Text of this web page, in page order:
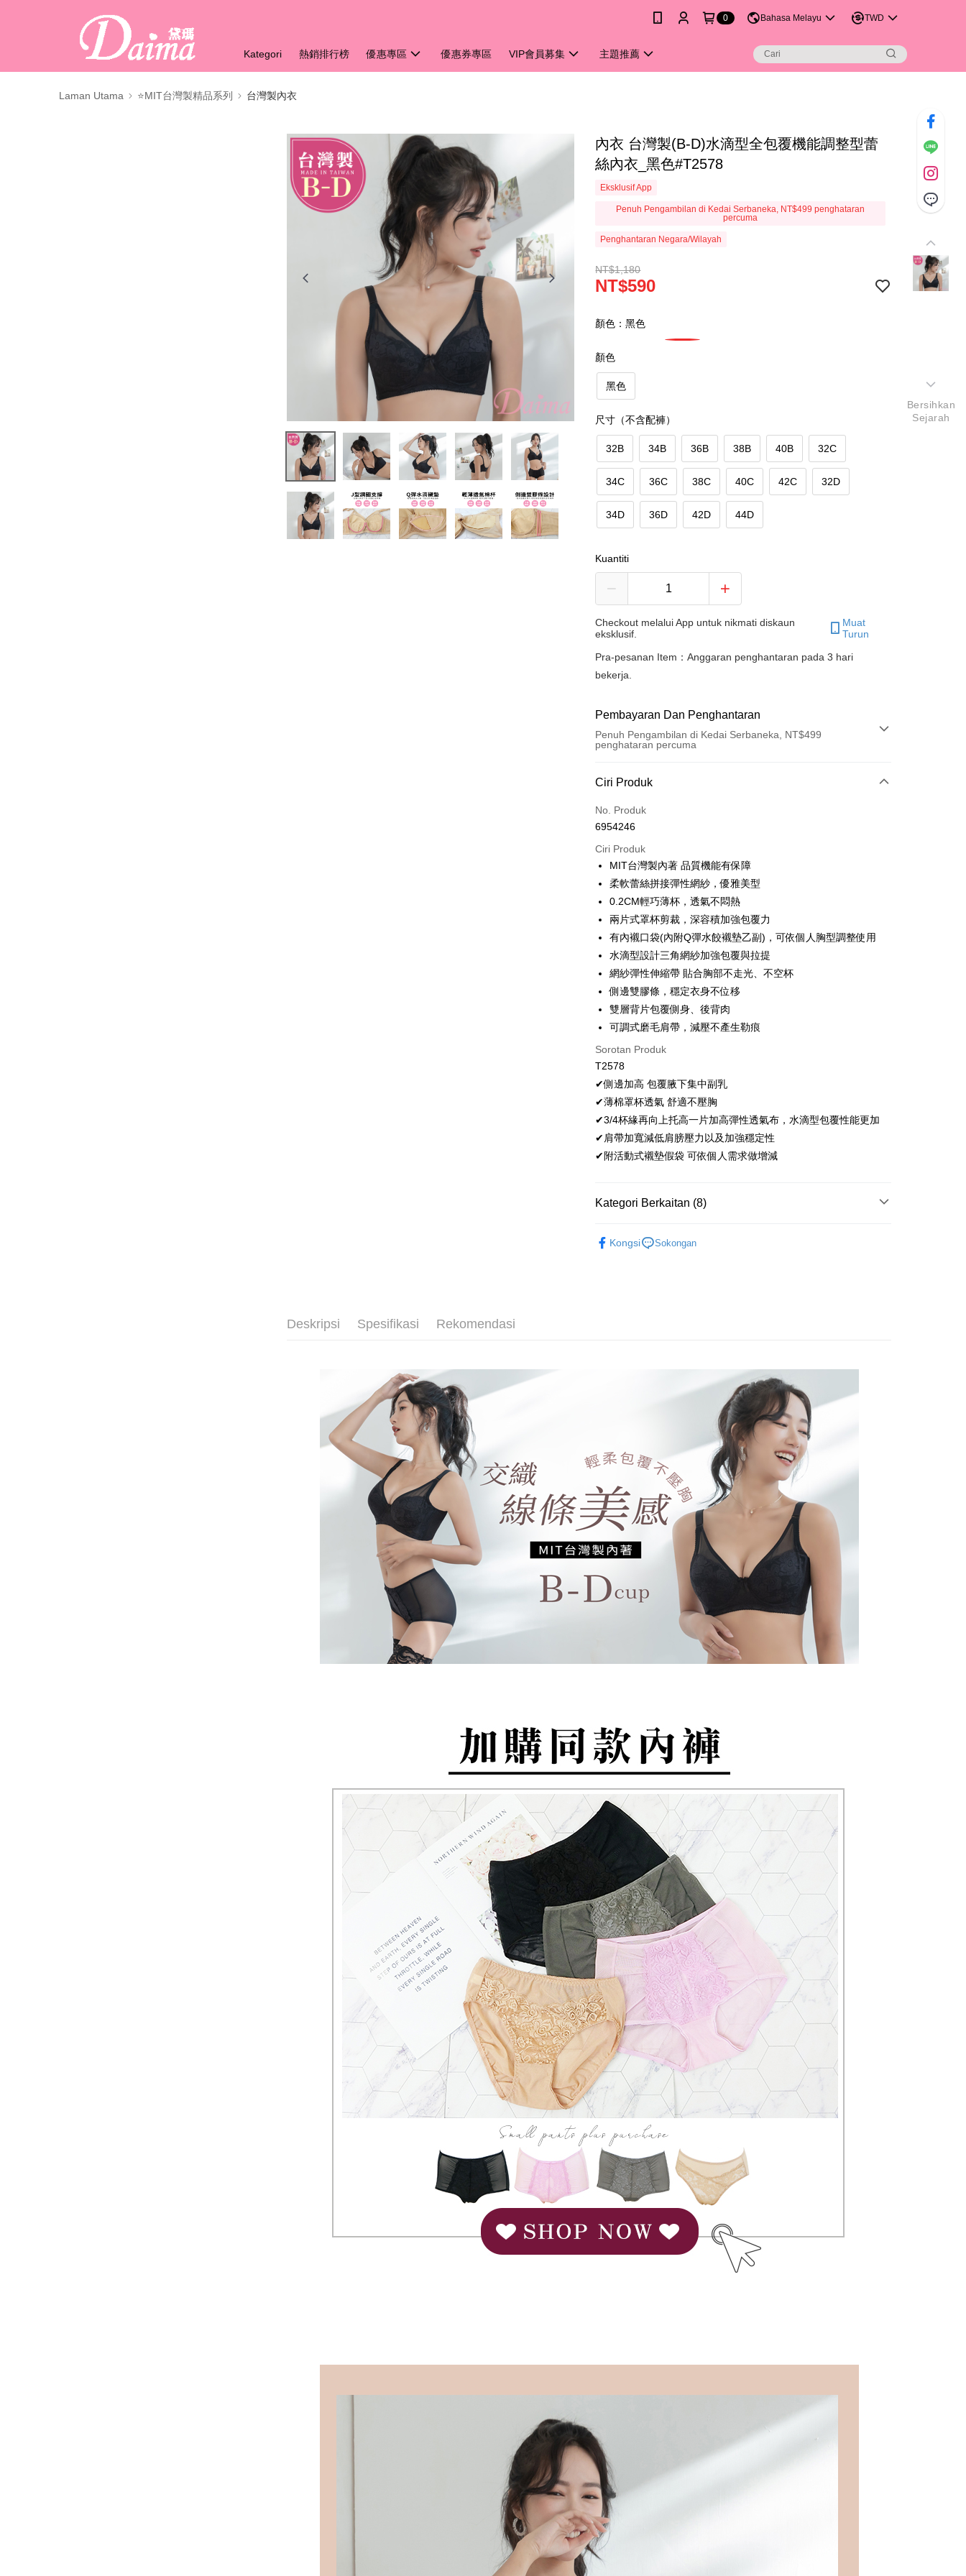
0 Bahasa Melayu TWD
Kategori 熱銷排行榜 優惠專區 優惠券專區 VIP會員募集 主題推薦
Laman Utama ⭐MIT台灣製精品系列 台灣製內衣
內衣 台灣製(B-D)水滴型全包覆機能調整型蕾
絲內衣_黑色#T2578
Eksklusif App
Penuh Pengambilan di Kedai Serbaneka, NT$499 penghataran
percuma
Penghantaran Negara/Wilayah
NT$1,180
NT$590
顏色：黑色
顏色
黑色
尺寸（不含配褲）
32B 34B 36B 38B 40B 32C
34C 36C 38C 40C 42C 32D
34D 36D 42D 44D
Kuantiti
Checkout melalui App untuk nikmati diskaun
eksklusif.
Muat
Turun
Pra-pesanan Item：Anggaran penghantaran pada 3 hari
bekerja.
Pembayaran Dan Penghantaran
Penuh Pengambilan di Kedai Serbaneka, NT$499
penghataran percuma
Kaedah Pembayaran
Kad Kredit (Bayaran Penuh)
Pengambilan di Kedai Serbaneka
LINE Pay
Apple Pay
Easy Wallet
OP Pay Later
Deskripsi
[Terma Penggunaan untuk OP Pay Later]
Perkhidmatan ini disediakan oleh Taiwan Mobile dan tersedia untuk
pengguna Taiwan Mobile tanpa memerlukan permohonan tambahan.
Jika anda memilih OP Pay Later sebagai kaedah pembayaran, sistem
akan mengarahkan anda secara automatik ke proses transaksi OP Pay
Later selepas pesanan dibuat. Anda perlu mengesahkan nombor telefon
mudah alih anda, memilih bilangan ansuran, dan menetapkan tarikh
akhir pembayaran. Transaksi akan dianggap selesai setelah
pembayaran disahkan.
pada halaman pengesahan transaksi seterusnya.
dibuat, atau jika permohonan gagal dalam proses semakan, pesanan
Selepas mengakses bil melalui pautan dalam SMS, anda boleh
menyelesaikan pembayaran anda melalui salah satu saluran berikut:
kod bar kedai serbaneka, kedai runcit Taiwan Mobile, pemindahan bank,
Perkhidmatan ini disediakan oleh Taiwan Mobile Co., Ltd. (“Syarikat”),
yang membolehkan pelanggan membeli barangan atau perkhidmatan
melalui perkhidmatan ini pada masa transaksi. Hasil daripada
pembelian atau pembayaran ansuran akan dipindahkan oleh peniaga
kepada Syarikat, dan pelanggan hendaklah membuat pembayaran
mengikut perjanjian menggunakan sistem bil Syarikat.
Untuk memenuhi hubungan kontrak yang terjalin melalui persetujuan
penggunaan OP Pay Later, peniaga akan memberikan maklumat
peribadi anda (termasuk nama, nombor telefon, atau alamat) kepada
Syarikat bagi tujuan pengumpulan, pemprosesan dan penggunaan data
yang diperlukan untuk pengebilan ansuran, termasuk pengesahan,
pengesahan semula dan pembetulan.
Untuk terma perkhidmatan penuh, sila rujuk pautan berikut:
mudah alih boleh segera menggunakan tanpa perlu memohon lagi.
(Hanya untuk nombor langganan peribadi, tidak terbuka untuk syarikat
dan kad prabayar)
2. Pilihan kaedah pembayaran "Pembayaran Ansuran Gogo", selepas
transaksi Gogo, selepas pengesahan nombor telefon, pilih bilangan
ansuran yang diingini, tarikh akhir pembayaran, dan setelah
mengesahkan pembayaran, transaksi akan selesai.
3. Jumlah kelulusan sebenar, bilangan ansuran dan jumlah bayaran
adalah berdasarkan halaman pengesahan transaksi seterusnya.
4. Dalam masa 30 minit selepas pesanan ditubuhkan, jika tidak pergi
untuk mengesahkan transaksi atau jika tidak lulus semakan, pesanan
akan dibatalkan secara automatik. Jika terdapat situasi "pindah untuk
semakan khusus" yang tidak lulus, ini menunjukkan bahawa sistem
penilaian tidak mencukupi, tiada penjelasan mengenai kandungan
penilaian boleh diberikan.
【Penerangan Kaedah Pembayaran】
1. Pembayaran ansuran tidak digabungkan dalam bil telekomunikasi,
"Pembayaran Ansuran Gogo" akan menghantar SMS peringatan
pembayaran selepas tarikh penyelesaian bulanan.
2. Melalui pautan SMS untuk membuka bil, anda boleh memilih untuk
membayar melalui "Kod bar kedai serbaneka / Kedai rasmi Taiwan
Mobile / Pemindahan bank / Pembayaran J街口 / iPASS MONEY" dan
saluran lain.
【Nota Penting】
1. Perkhidmatan ini disediakan oleh "Taiwan Mobile Co., Ltd." untuk
membolehkan pengguna membeli produk atau perkhidmatan melalui
perkhidmatan ini semasa transaksi, dan kedai akan menyerahkan hak
menggunakan bil syarikat ini.
2. Berdasarkan tujuan kontrak persetujuan pembayaran menggunakan
"Pembayaran Ansuran Gogo", kedai akan memberikan maklumat
peribadi anda (termasuk nama, telefon atau alamat) kepada Taiwan
Mobile untuk pengumpulan, pemprosesan dan penggunaan, untuk
pengesahan, semakan dan pembetulan data yang diperlukan untuk bil
ansuran oleh Taiwan Mobile.
3. Sila baca syarat perkhidmatan pengguna secara lengkap melalui
pautan berikut: https://oppay.tw/userRule
AFTEE
Deskripsi
Pertama, Mengenai Perkhidmatan AFTEE Beli Sekarang Bayar
Kemudian
1. Dengan memilih AFTEE sebagai kaedah pembayaran, mesej
pengesahan AFTEE akan muncul.
2. Anda boleh meneruskan pembayaran selepas pengesahan SMS.
dihantar ke alamat yang ditetapkan.
4. Setelah pesanan disahkan, anda akan menerima SMS pembayaran
pembayaran di empat kedai serbaneka utama, ATM atau perbankan
boleh menerima pesanan anda semasa tempoh pembayaran (cth.:
produk prapesanan atau produk yang mungkin mengambil masa yang
lebih lama untuk dihantar). Oleh itu, anda dikehendaki membuat
pembayaran kepada AFTEE dalam tempoh sama ada anda menerima
Kedua, Sekatan Pembayaran
1. Jumlah yang diperakui untuk pengguna kali pertama boleh sehingga
NT$10,000. Amaun diperakui sebenar yang diluluskan akan
berdasarkan keputusan pensijilan dan semakan oleh AFTEE.
2. Amaun perbelanjaan minimum mestilah lebih besar daripada NT$20.
3. Pada masa ini hanya tersedia untuk ahli Taiwan.
Ketiga, Syarat Perkhidmatan
Perkhidmatan AFTEE Beli Sekarang Bayar Kemudian disediakan oleh
NP Taiwan, Inc. dan AFTEE akan membuat bil kepada pengguna. AFTEE
akan menggunakan data peribadi yang dikumpul (termasuk nama
pembeli, no. telefon, nama penerima, no. telefon, alamat penerima)
untuk penggunaan perkhidmatan. Sila rujuk kepada "Penyata
Pengumpulan Data Peribadi, Pemprosesan, Penggunaan"
(https://aftee.tw/privacypolicy/ ) untuk maklumat lanjut.
Jumlah yang diperakui untuk pengguna kali pertama yang lulus
Sila hubungi NP Taiwan Inc. di
mempunyai sebarang kebimbangan mengenai pemprosesan dan
penggunaan pada data peribadi. Jika anda tidak bersetuju dengan data
peribadi yang disenaraikan seperti di atas akan dikumpul dan
digunakan oleh AFTEE, sila jangan gunakan perkhidmatan ini.
Deskripsi
「Hami Point」為中華電信所提供之點數服務，可於會員專區綁定中華電
信會員帳號後，即可在購物車使用 Hami Point 折抵消費金額 (1點等於1
元)。
Pemindahan ATM
Tunai semasa Penghantaran
NT$499 atau lebih
NT$80/pesanan | Penghantaran percuma untuk pesanan
7-11取貨付款
NT$80/pesanan | Penghantaran percuma untuk pesanan
NT$799 atau lebih
付款後7-11取貨
NT$80/pesanan | Penghantaran percuma untuk pesanan
NT$799 atau lebih
7-11取貨(快速到店)
NT$80/pesanan | Penghantaran percuma untuk pesanan
NT$120/pesanan
國家/地區配送
Ciri Produk
No. Produk
6954246
Ciri Produk
MIT台灣製內著 品質機能有保障
柔軟蕾絲拼接彈性網紗，優雅美型
0.2CM輕巧薄杯，透氣不悶熱
兩片式罩杯剪裁，深容積加強包覆力
有內襯口袋(內附Q彈水餃襯墊乙副)，可依個人胸型調整使用
水滴型設計三角網紗加強包覆與拉提
網紗彈性伸縮帶 貼合胸部不走光、不空杯
側邊雙膠條，穩定衣身不位移
雙層背片包覆側身、後背肉
可調式磨毛肩帶，減壓不產生勒痕
Sorotan Produk
T2578
✔側邊加高 包覆腋下集中副乳
✔薄棉罩杯透氣 舒適不壓胸
✔3/4杯緣再向上托高一片加高彈性透氣布，水滴型包覆性能更加
✔肩帶加寬減低肩膀壓力以及加強穩定性
✔附活動式襯墊假袋 可依個人需求做增減
Kategori Berkaitan (8)
軟鋼圈│深溝渾圓 ღ 好集中
Kongsi Sokongan
Deskripsi Spesifikasi Rekomendasi
Bersihkan
Sejarah